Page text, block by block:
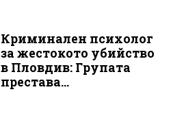
Криминален психолог
за жестокото убийство
в Пловдив: Групата
престава...